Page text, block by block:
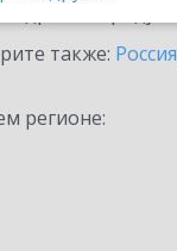
также: Россия
регионе: